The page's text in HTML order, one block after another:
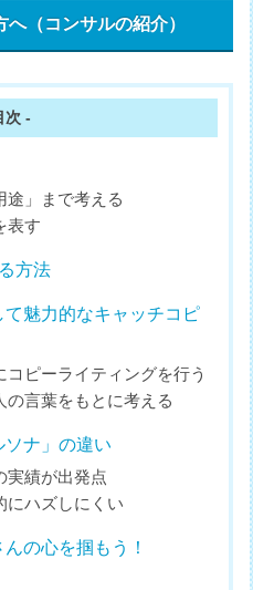
（コンサルの紹介）
次 -
途」まで考える
表す
方法
て魅力的なキャッチコピ
コピーライティングを行う
の言葉をもとに考える
ソナ」の違い
実績が出発点
にハズしにくい
の心を掴もう！